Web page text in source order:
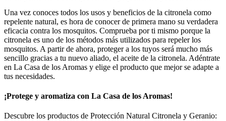
Una vez conoces todos los usos y beneficios de la citronela como
repelente natural, es hora de conocer de primera mano su verdadera
eficacia contra los mosquitos. Comprueba por ti mismo porque la
citronela es uno de los métodos más utilizados para repeler los
mosquitos. A partir de ahora, proteger a los tuyos será mucho más
sencillo gracias a tu nuevo aliado, el aceite de la citronela. Adéntrate
en La Casa de los Aromas y elige el producto que mejor se adapte a
tus necesidades.
¡Protege y aromatiza con La Casa de los Aromas!
Descubre los productos de Protección Natural Citronela y Geranio: